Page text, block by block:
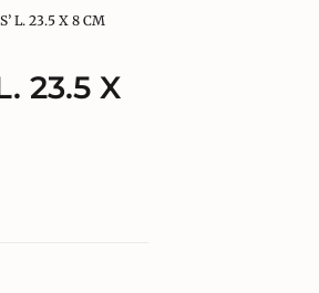
L. 23.5 X 8 CM
23.5 X